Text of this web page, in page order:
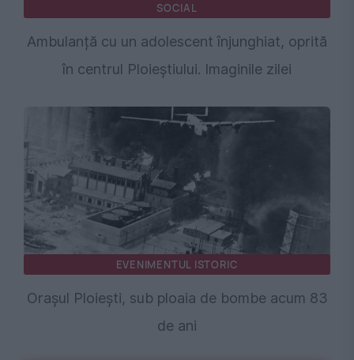
SOCIAL
Ambulanță cu un adolescent înjunghiat, oprită
în centrul Ploieștiului. Imaginile zilei
EVENIMENTUL ISTORIC
Orașul Ploiești, sub ploaia de bombe acum 83
de ani